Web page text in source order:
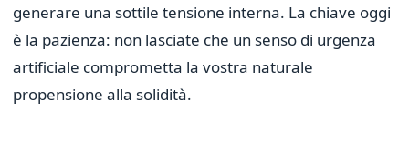
generare una sottile tensione interna. La chiave oggi
è la pazienza: non lasciate che un senso di urgenza
artificiale comprometta la vostra naturale
propensione alla solidità.